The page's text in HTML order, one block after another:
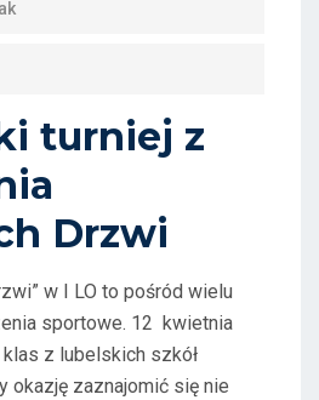
turniej z
Drzwi
w I LO to pośród wielu
sportowe. 12 kwietnia
z lubelskich szkół
okazję zaznajomić się nie